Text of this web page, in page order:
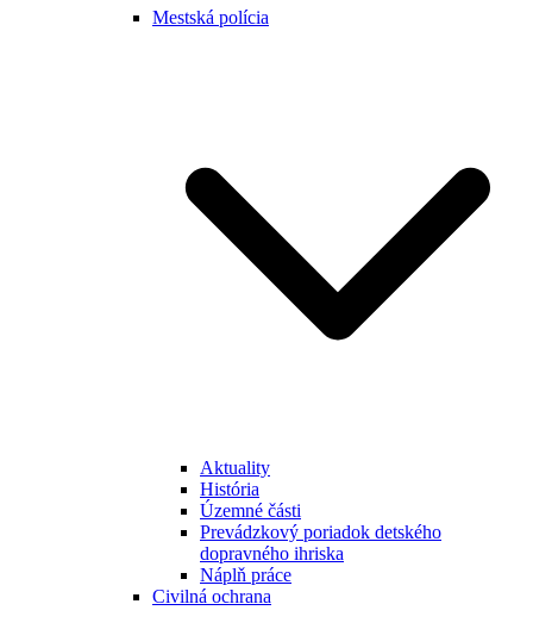
Mestská polícia
Aktuality
História
Územné části
Prevádzkový poriadok detského
dopravného ihriska
Náplň práce
Civilná ochrana